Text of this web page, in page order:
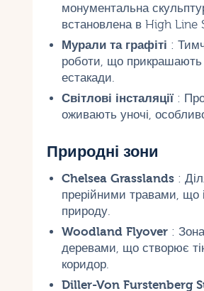
монументальна
встановлена в High Line
Мурали та графіті :
роботи, що прикрашають
естакади.
Світлові інсталяції:
оживають уночі,
Природні зони
Chelsea Grasslands:
прерійними травами, що
природу.
Woodland Flyover:
деревами, що створює
коридор.
Diller-Von Furstenberg